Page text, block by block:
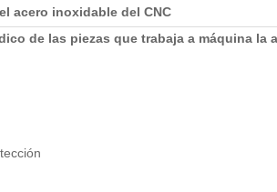
acero inoxidable del CNC
de las piezas que trabaja a máquina la